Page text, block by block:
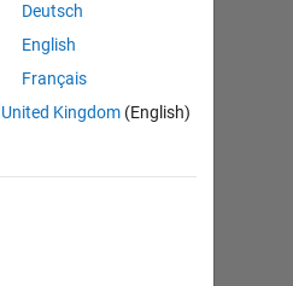
Deutsch
English
Français
United Kingdom(English)